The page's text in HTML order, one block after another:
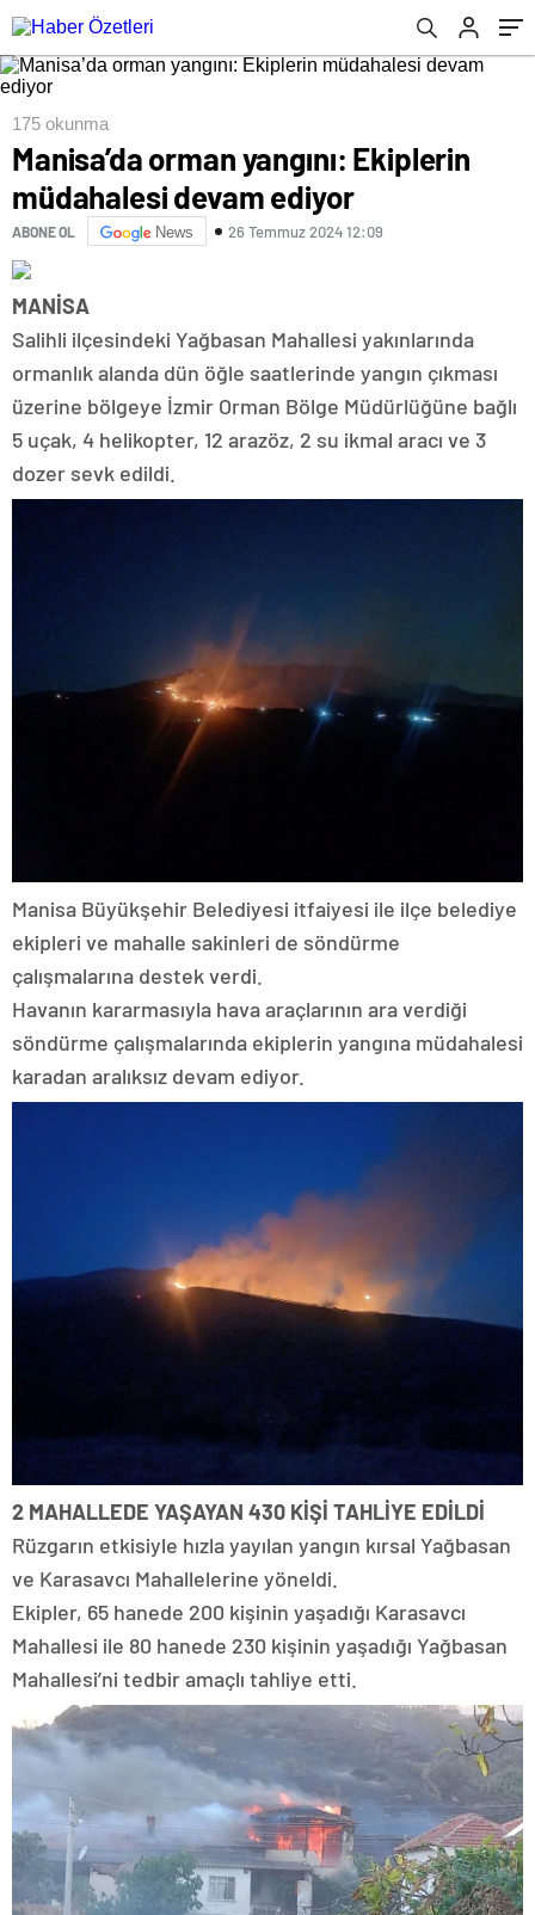
175 okunma
Manisa’da orman yangını: Ekiplerin
müdahalesi devam ediyor
ABONE OL News 26 Temmuz 2024 12:09
MANİSA
Salihli ilçesindeki Yağbasan Mahallesi yakınlarında
ormanlık alanda dün öğle saatlerinde yangın çıkması
üzerine bölgeye İzmir Orman Bölge Müdürlüğüne bağlı
5 uçak, 4 helikopter, 12 arazöz, 2 su ikmal aracı ve 3
dozer sevk edildi.
Manisa Büyükşehir Belediyesi itfaiyesi ile ilçe belediye
ekipleri ve mahalle sakinleri de söndürme
çalışmalarına destek verdi.
Havanın kararmasıyla hava araçlarının ara verdiği
söndürme çalışmalarında ekiplerin yangına müdahalesi
karadan aralıksız devam ediyor.
2 MAHALLEDE YAŞAYAN 430 KİŞİ TAHLİYE EDİLDİ
Rüzgarın etkisiyle hızla yayılan yangın kırsal Yağbasan
ve Karasavcı Mahallelerine yöneldi.
Ekipler, 65 hanede 200 kişinin yaşadığı Karasavcı
Mahallesi ile 80 hanede 230 kişinin yaşadığı Yağbasan
Mahallesi’ni tedbir amaçlı tahliye etti.